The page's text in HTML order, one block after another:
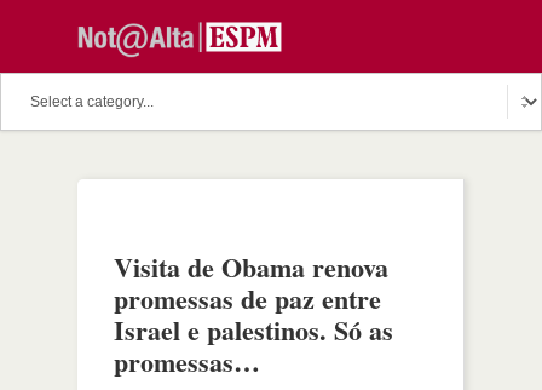
Visita de Obama renova
promessas de paz entre
Israel e palestinos. Só as
promessas…